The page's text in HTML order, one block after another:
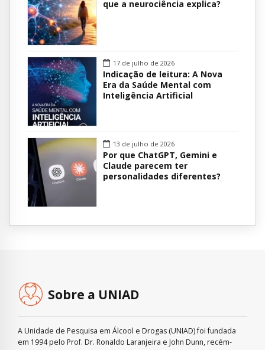
que a neurociência explica?
17 de julho de 2026
Indicação de leitura: A Nova
Era da Saúde Mental com
Inteligência Artificial
13 de julho de 2026
Por que ChatGPT, Gemini e
Claude parecem ter
personalidades diferentes?
Sobre a UNIAD
A Unidade de Pesquisa em Álcool e Drogas (UNIAD) foi fundada
em 1994 pelo Prof. Dr. Ronaldo Laranjeira e John Dunn, recém-